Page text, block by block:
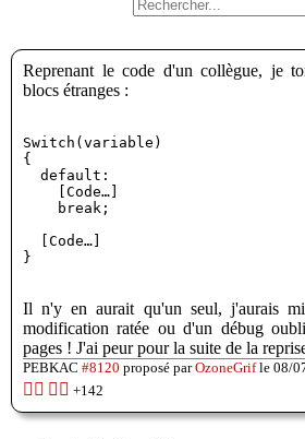
Reprenant le code d'un collègue, je
blocs étranges :
Switch(variable)
{
  default:
    [Code…]
    break;
  [Code…]
}
Il n'y en aurait qu'un seul, j'aurais
modification ratée ou d'un débug
pages ! J'ai peur pour la suite de la
PEBKAC #8120 proposé parOzoneGrifle 08/
👍🏽 👎🏽 +142